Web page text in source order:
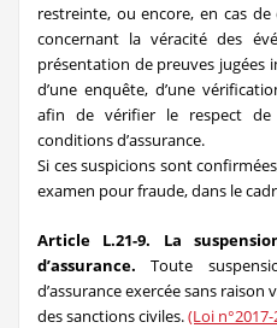
restreinte, ou encore, en cas
concernant la véracité des
présentation de preuves jugées
d’une enquête, d’une
afin de vérifier le respect de
conditions d’assurance.
Si ces suspicions sont
examen pour fraude, dans le
Article L.21-9. La
d’assurance. Toute
d’assurance exercée sans
des sanctions civiles.(Loi n°2017-